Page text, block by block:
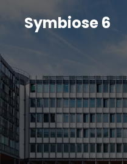
Symbiose 6